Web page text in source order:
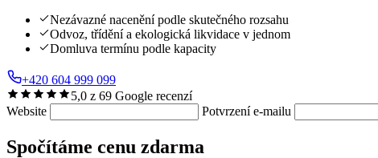
Nezávazné nacenění podle skutečného rozsahu
Odvoz, třídění a ekologická likvidace v jednom
Domluva termínu podle kapacity
+420 604 999 099
5,0 z 69 Google recenzí
Website
Potvrzení e-mailu
Spočítáme cenu zdarma